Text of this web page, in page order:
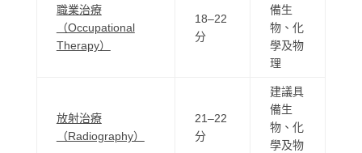
職業治療
（Occupational
Therapy）
18–22
分
備生
物、化
學及物
理
放射治療
（Radiography）
21–22
分
建議具
備生
物、化
學及物